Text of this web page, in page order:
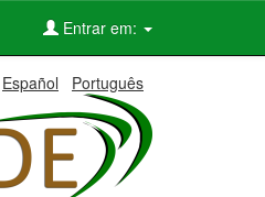
Entrar em:
Español Português